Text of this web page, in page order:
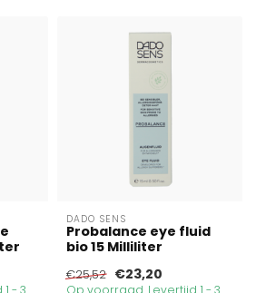
- 3
DADO SENS
Probalance eye fluid
bio 15 Milliliter
€25,52 €23,20
Op voorraad. Levertijd 1 - 3